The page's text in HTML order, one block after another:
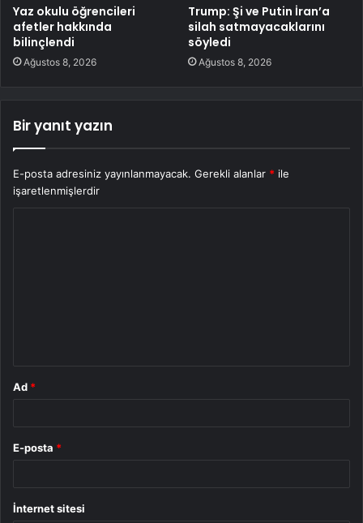
Yaz okulu öğrencileri
afetler hakkında
bilinçlendi
Ağustos 8, 2026
Trump: Şi ve Putin İran’a
silah satmayacaklarını
söyledi
Ağustos 8, 2026
Bir yanıt yazın
E-posta adresiniz yayınlanmayacak. Gerekli alanlar * ile
işaretlenmişlerdir
Ad *
E-posta *
İnternet sitesi